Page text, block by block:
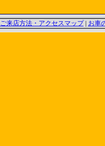
ご来店方法・アクセスマップ| お車